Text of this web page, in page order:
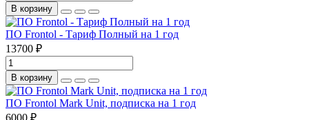
В корзину
ПО Frontol - Тариф Полный на 1 год
13700 ₽
В корзину
ПО Frontol Mark Unit, подписка на 1 год
6000 ₽